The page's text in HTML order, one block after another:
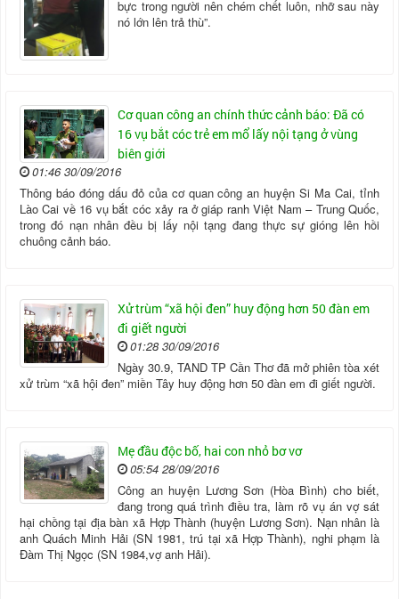
bực trong người nên chém chết luôn, nhỡ sau này
nó lớn lên trả thù”.
Cơ quan công an chính thức cảnh báo: Đã có
16 vụ bắt cóc trẻ em mổ lấy nội tạng ở vùng
biên giới
01:46 30/09/2016
Thông báo đóng dấu đỏ của cơ quan công an huyện Si Ma Cai, tỉnh
Lào Cai về 16 vụ bắt cóc xảy ra ở giáp ranh Việt Nam – Trung Quốc,
trong đó nạn nhân đều bị lấy nội tạng đang thực sự gióng lên hồi
chuông cảnh báo.
Xử trùm “xã hội đen” huy động hơn 50 đàn em
đi giết người
01:28 30/09/2016
Ngày 30.9, TAND TP Cần Thơ đã mở phiên tòa xét
xử trùm “xã hội đen” miền Tây huy động hơn 50 đàn em đi giết người.
Mẹ đầu độc bố, hai con nhỏ bơ vơ
05:54 28/09/2016
Công an huyện Lương Sơn (Hòa Bình) cho biết,
đang trong quá trình điều tra, làm rõ vụ án vợ sát
hại chồng tại địa bàn xã Hợp Thành (huyện Lương Sơn). Nạn nhân là
anh Quách Minh Hải (SN 1981, trú tại xã Hợp Thành), nghi phạm là
Đàm Thị Ngọc (SN 1984,vợ anh Hải).